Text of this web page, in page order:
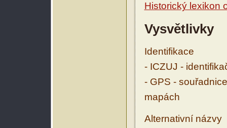
Historický lexikon
Vysvětlivky
Identifikace
- ICZUJ -
- GPS -
mapách
Alternativní názvy